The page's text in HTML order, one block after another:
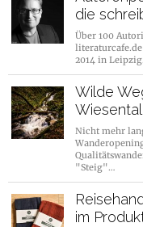
die
Über 100
literaturcafe.de
2014 in
Wilde
Wiesental
Nicht mehr
"Steig"…
im